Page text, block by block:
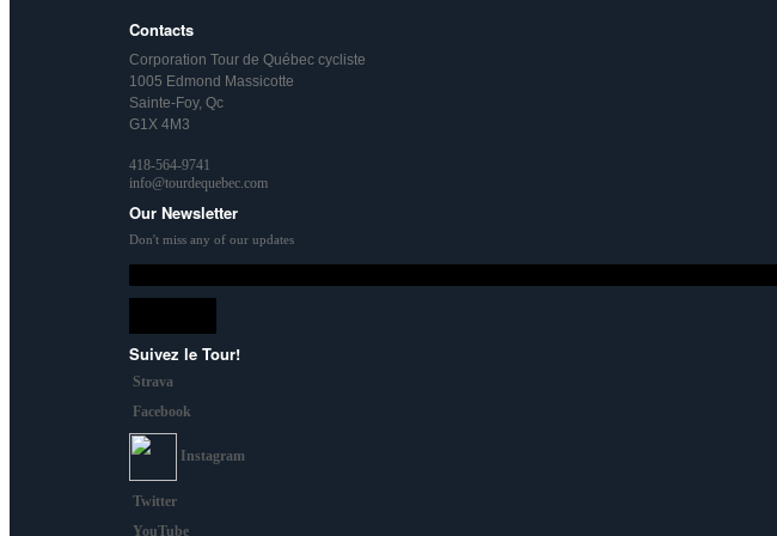
Contacts
Corporation Tour de Québec cycliste
1005 Edmond Massicotte
Sainte-Foy, Qc
G1X 4M3
418-564-9741
info@tourdequebec.com
Our Newsletter
Don't miss any of our updates
Suivez le Tour!
Strava
Facebook
Instagram
Twitter
YouTube